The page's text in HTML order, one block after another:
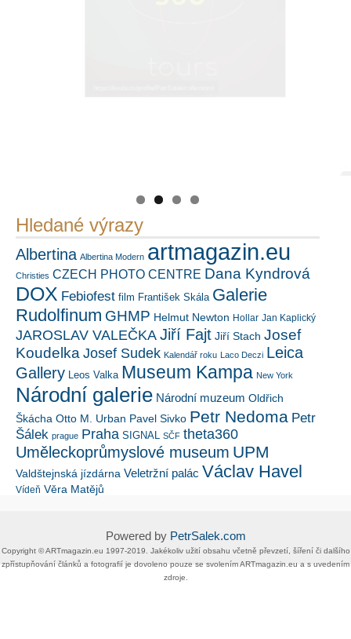
Hledané výrazy
Albertina Albertina Modern artmagazin.eu
Christies CZECH PHOTO CENTRE Dana Kyndrová
DOX Febiofest film František Skála Galerie
Rudolfinum GHMP Helmut Newton Hollar Jan Kaplický
JAROSLAV VALEČKA Jiří Fajt Jiří Stach Josef
Koudelka Josef Sudek Kalendář roku Laco Deczi Leica
Gallery Leos Valka Museum Kampa New York
Národní galerie Národní muzeum Oldřich
Škácha Otto M. Urban Pavel Sivko Petr Nedoma Petr
Šálek prague Praha SIGNAL SČF theta360
Uměleckoprůmyslové museum UPM
Valdštejnská jízdárna Veletržní palác Václav Havel
Vídeň Věra Matějů
Powered by PetrSalek.com
Copyright ©​ ​​ARTmagazin.eu ​1997-2019​.​ Jakékoliv užití obsahu včetně převzetí, šíření či dalšího
zpřístupňování článků a fotografií je dovoleno pouze se svolením ​ARTmagazin.eu​ ​a s uvedením
zdroje.